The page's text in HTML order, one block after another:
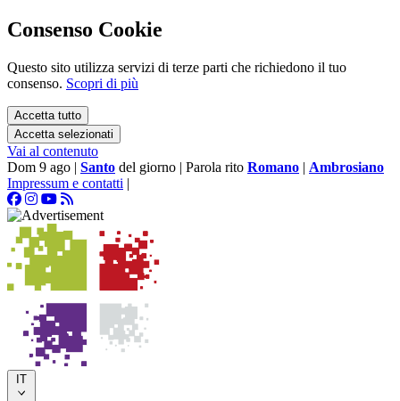
Consenso Cookie
Questo sito utilizza servizi di terze parti che richiedono il tuo
consenso. Scopri di più
Accetta tutto
Accetta selezionati
Vai al contenuto
Dom 9 ago | Santo del giorno | Parola rito Romano | Ambrosiano
Impressum e contatti |
IT